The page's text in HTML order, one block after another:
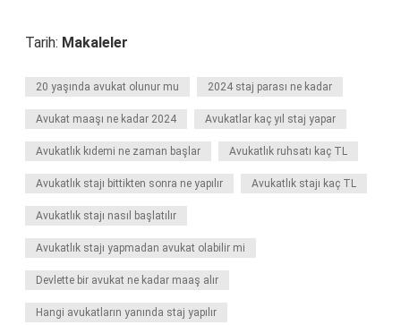
Tarih: Makaleler
20 yaşında avukat olunur mu 2024 staj parası ne kadar
Avukat maaşı ne kadar 2024 Avukatlar kaç yıl staj yapar
Avukatlık kıdemi ne zaman başlar Avukatlık ruhsatı kaç TL
Avukatlık stajı bittikten sonra ne yapılır Avukatlık stajı kaç TL
Avukatlık stajı nasıl başlatılır
Avukatlık stajı yapmadan avukat olabilir mi
Devlette bir avukat ne kadar maaş alır
Hangi avukatların yanında staj yapılır